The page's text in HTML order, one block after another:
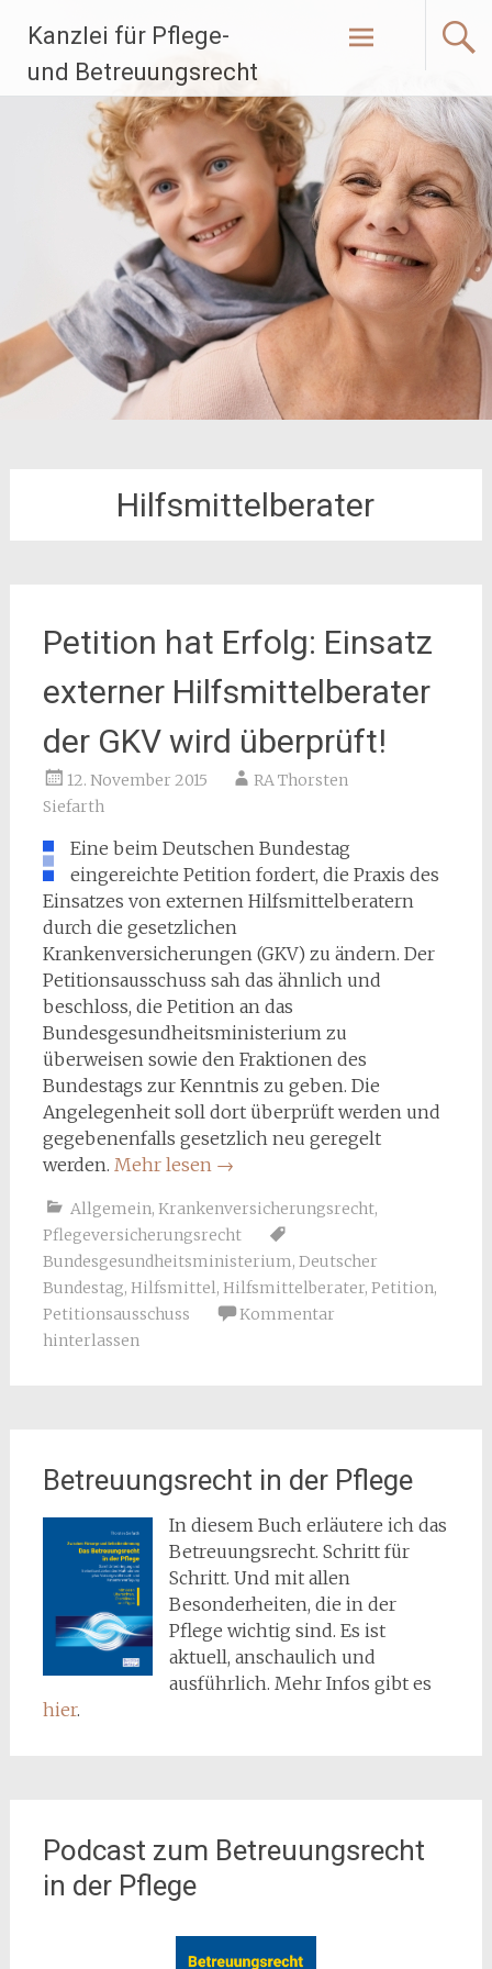
Inhalt
springen
Kanzlei für Pflege-
und Betreuungsrecht
Hilfsmittelberater
Petition hat Erfolg: Einsatz
externer Hilfsmittelberater
der GKV wird überprüft!
12. November 2015
RA Thorsten
Siefarth
Eine beim Deutschen Bundestag
eingereichte Petition fordert, die Praxis des
Einsatzes von externen Hilfsmittelberatern
durch die gesetzlichen
Krankenversicherungen (GKV) zu ändern. Der
Petitionsausschuss sah das ähnlich und
beschloss, die Petition an das
Bundesgesundheitsministerium zu
überweisen sowie den Fraktionen des
Bundestags zur Kenntnis zu geben. Die
Angelegenheit soll dort überprüft werden und
gegebenenfalls gesetzlich neu geregelt
werden. Mehr lesen →
Allgemein, Krankenversicherungsrecht,
Pflegeversicherungsrecht
Bundesgesundheitsministerium, Deutscher
Bundestag, Hilfsmittel, Hilfsmittelberater, Petition,
Petitionsausschuss
Kommentar
hinterlassen
Betreuungsrecht in der Pflege
In diesem Buch erläutere ich das
Betreuungsrecht. Schritt für
Schritt. Und mit allen
Besonderheiten, die in der
Pflege wichtig sind. Es ist
aktuell, anschaulich und
ausführlich. Mehr Infos gibt es
hier.
Podcast zum Betreuungsrecht
in der Pflege